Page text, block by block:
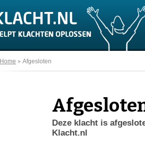
Home Afgesloten
Deze klacht is
Klacht.nl